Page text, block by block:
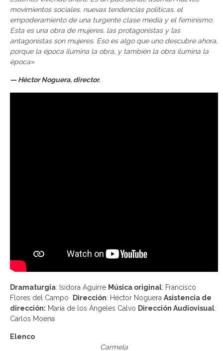
movimientos sociales, nuevas tendencias políticas, el
empoderamiento de una turgente clase media y el feminismo.
Esta es una obra de mujeres, las protagonistas y las
antagonistas son mujeres. Eso es algo que uno descubre ahora,
porque la época ilumina la obra, y también la obra ilumina la
época»
— Héctor Noguera, director.
Dramaturgia: Isidora Aguirre Música original: Francisco
Flores del Campo
Dirección: Héctor Noguera Asistencia de
dirección: María de los Ángeles Calvo Dirección Audiovisual:
Carlos Moena
Elenco
Carmela